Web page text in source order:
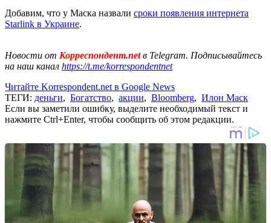
Добавим, что у Маска назвали сроки появления интернета
Starlink в Украине.
Новости от Корреспондент.netв Telegram. Подписывайтесь
на наш канал https://t.me/korrespondentnet
Читайте Korrespondent.net в Google News
ТЕГИ: деньги, Богатство, акции, Bloomberg, Илон Маск
Если вы заметили ошибку, выделите необходимый текст и
нажмите Ctrl+Enter, чтобы сообщить об этом редакции.